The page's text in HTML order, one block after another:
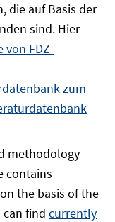
die auf Basis der
sind. Hier
FDZ-
zum
methodology
contains
the basis of the
can find currently